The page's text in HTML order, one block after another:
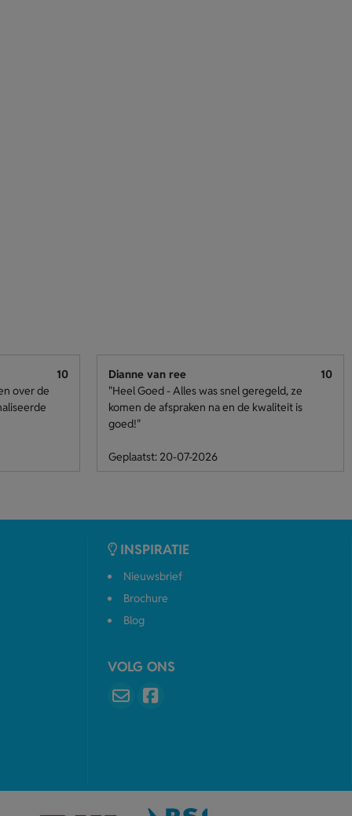
10
over de
Dianne van ree
10
"Heel Goed - Alles was snel geregeld, ze
komen de afspraken na en de kwaliteit is
goed!"
Geplaatst: 20-07-2026
INSPIRATIE
Nieuwsbrief
Brochure
Blog
VOLG ONS